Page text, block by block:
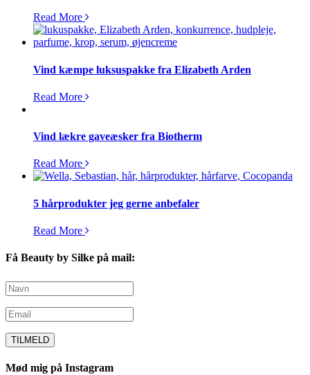
Read More
Vind kæmpe luksuspakke fra Elizabeth Arden
Read More
Vind lækre gaveæsker fra Biotherm
Read More
5 hårprodukter jeg gerne anbefaler
Read More
Få Beauty by Silke på mail:
Mød mig på Instagram